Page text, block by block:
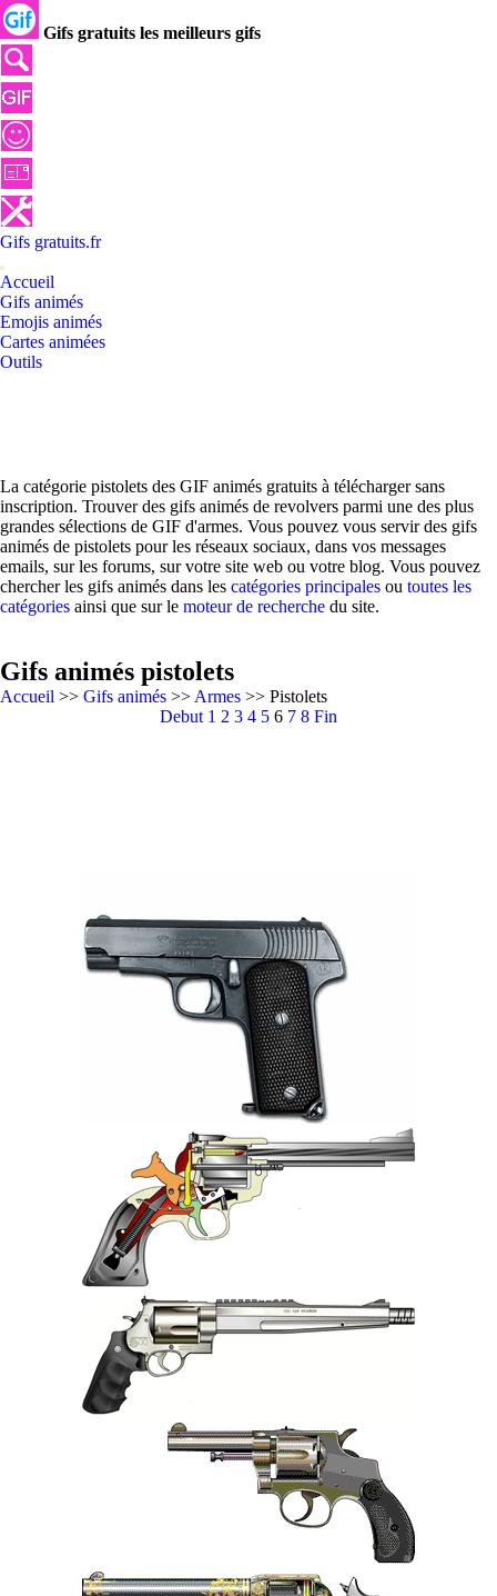
Gifs gratuits les meilleurs gifs
Gifs gratuits.fr
Accueil
Gifs animés
Emojis animés
Cartes animées
Outils
La catégorie pistolets des GIF animés gratuits à télécharger sans
inscription. Trouver des gifs animés de revolvers parmi une des plus
grandes sélections de GIF d'armes. Vous pouvez vous servir des gifs
animés de pistolets pour les réseaux sociaux, dans vos messages
emails, sur les forums, sur votre site web ou votre blog. Vous pouvez
chercher les gifs animés dans les catégories principales ou toutes les
catégories ainsi que sur le moteur de recherche du site.
Gifs animés pistolets
Accueil >> Gifs animés >> Armes >> Pistolets
Debut 1 2 3 4 5 6 7 8 Fin